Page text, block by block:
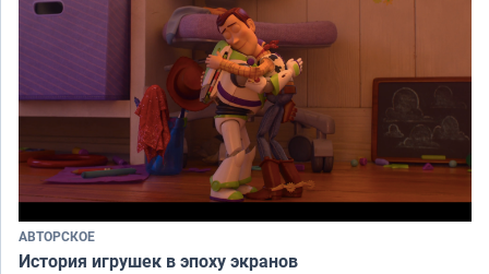
АВТОРСКОЕ
История игрушек в эпоху экранов